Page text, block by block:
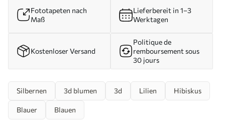
Fototapeten nach
Maß
Lieferbereit in 1–3
Werktagen
Kostenloser Versand
Politique de
remboursement sous
30 jours
Silbernen 3d blumen 3d Lilien Hibiskus
Blauer Blauen